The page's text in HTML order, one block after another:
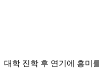
대학 진학 후 연기에 흥미